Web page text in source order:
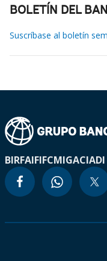
BOLETÍN DEL
Suscríbase al boletín
BIRFAIFIFCMIGACIADI